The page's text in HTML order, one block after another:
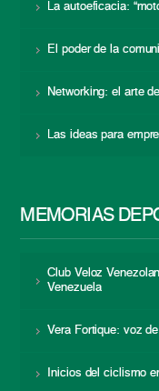
La autoeficacia:
El poder de la
Networking: el arte
Las ideas para
MEMORIAS
Club Veloz
Venezuela
Vera Fortique: voz
Inicios del ciclismo